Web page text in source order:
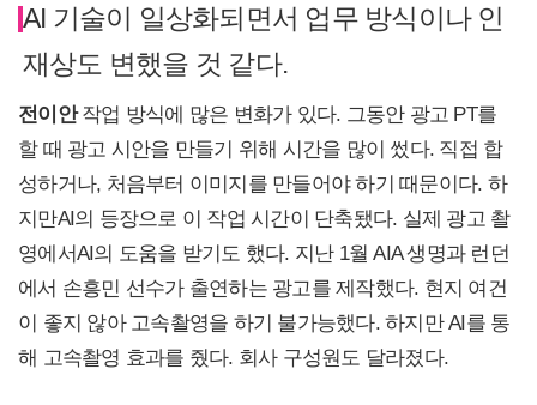
AI 기술이 일상화되면서 업무 방식이나 인
재상도 변했을 것 같다.
전이안작업 방식에 많은 변화가 있다. 그동안 광고 PT를
할 때 광고 시안을 만들기 위해 시간을 많이 썼다. 직접 합
성하거나, 처음부터 이미지를 만들어야 하기 때문이다. 하
지만AI의 등장으로 이 작업 시간이 단축됐다. 실제 광고 촬
영에서AI의 도움을 받기도 했다. 지난 1월 AIA 생명과 런던
에서 손흥민 선수가 출연하는 광고를 제작했다. 현지 여건
이 좋지 않아 고속촬영을 하기 불가능했다. 하지만 AI를 통
해 고속촬영 효과를 줬다. 회사 구성원도 달라졌다.